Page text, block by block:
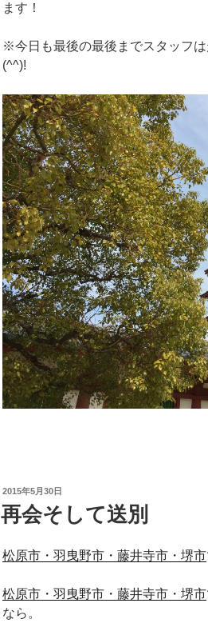
ます！
※今日も最後の最後までスタッフ
(^^)!
投
稿
日:
2015年5月30日
再会そして送別
松原市・羽曳野市・藤井寺市・堺市
松原市・羽曳野市・藤井寺市・堺市
なら。